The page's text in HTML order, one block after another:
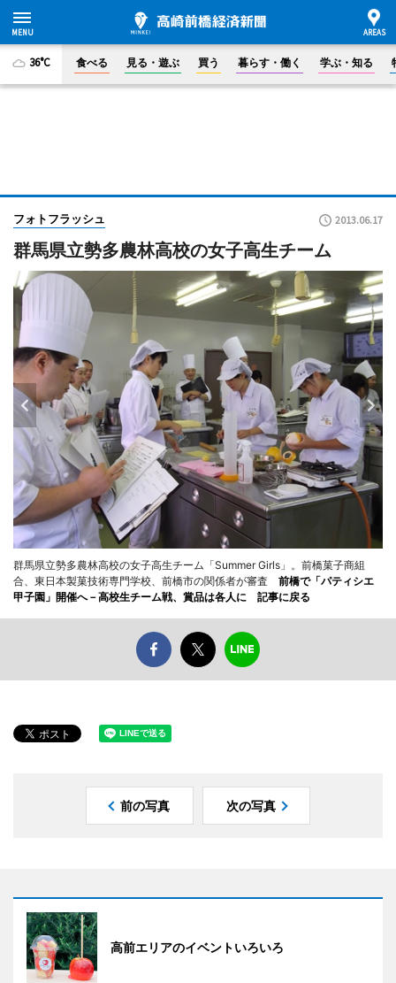
36°C 食べる 見る・遊ぶ 買う 暮らす・働く 学ぶ・知る
フォトフラッシュ 2013.06.17
群馬県立勢多農林高校の女子高生チーム
群馬県立勢多農林高校の女子高生チーム「Summer Girls」。前橋菓子商組
合、東日本製菓技術専門学校、前橋市の関係者が審査 前橋で「パティシエ
甲子園」開催へ－高校生チーム戦、賞品は各人に 記事に戻る
前の写真 次の写真
高前エリアのイベントいろいろ